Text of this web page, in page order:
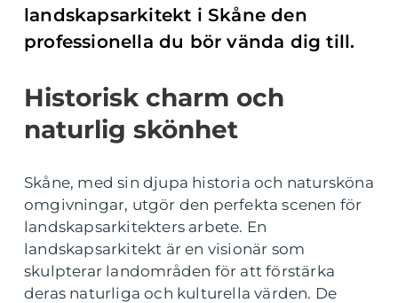
landskapsarkitekt i Skåne den
professionella du bör vända dig till.
Historisk charm och
naturlig skönhet
Skåne, med sin djupa historia och natursköna
omgivningar, utgör den perfekta scenen för
landskapsarkitekters arbete. En
landskapsarkitekt är en visionär som
skulpterar landområden för att förstärka
deras naturliga och kulturella värden. De